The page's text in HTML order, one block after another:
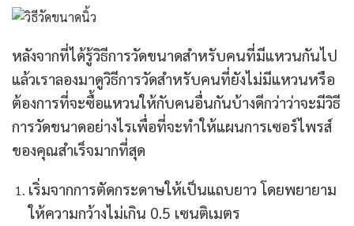
หลังจากที่ได้รู้วิธีการวัดขนาดสำหรับคนที่มีแหวนกันไป
แล้วเราลองมาดูวิธีการวัดสำหรับคนที่ยังไม่มีแหวนหรือ
ต้องการที่จะซื้อแหวนให้กับคนอื่นกันบ้างดีกว่าว่าจะมีวิธี
การวัดขนาดอย่างไรเพื่อที่จะทำให้แผนการเซอร์ไพรส์
ของคุณสำเร็จมากที่สุด
เริ่มจากการตัดกระดาษให้เป็นแถบยาว โดยพยายาม
ให้ความกว้างไม่เกิน 0.5 เซนติเมตร